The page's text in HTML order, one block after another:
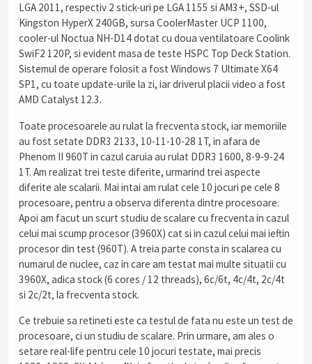
LGA 2011, respectiv 2 stick-uri pe LGA 1155 si AM3+, SSD-ul
Kingston HyperX 240GB, sursa CoolerMaster UCP 1100,
cooler-ul Noctua NH-D14 dotat cu doua ventilatoare Coolink
SwiF2 120P, si evident masa de teste HSPC Top Deck Station.
Sistemul de operare folosit a fost Windows 7 Ultimate X64
SP1, cu toate update-urile la zi, iar driverul placii video a fost
AMD Catalyst 12.3.
Toate procesoarele au rulat la frecventa stock, iar memoriile
au fost setate DDR3 2133, 10-11-10-28 1T, in afara de
Phenom II 960T in cazul caruia au rulat DDR3 1600, 8-9-9-24
1T. Am realizat trei teste diferite, urmarind trei aspecte
diferite ale scalarii. Mai intai am rulat cele 10 jocuri pe cele 8
procesoare, pentru a observa diferenta dintre procesoare.
Apoi am facut un scurt studiu de scalare cu frecventa in cazul
celui mai scump procesor (3960X) cat si in cazul celui mai ieftin
procesor din test (960T). A treia parte consta in scalarea cu
numarul de nuclee, caz in care am testat mai multe situatii cu
3960X, adica stock (6 cores / 12 threads), 6c/6t, 4c/4t, 2c/4t
si 2c/2t, la frecventa stock.
Ce trebuie sa retineti este ca testul de fata nu este un test de
procesoare, ci un studiu de scalare. Prin urmare, am ales o
setare real-life pentru cele 10 jocuri testate, mai precis